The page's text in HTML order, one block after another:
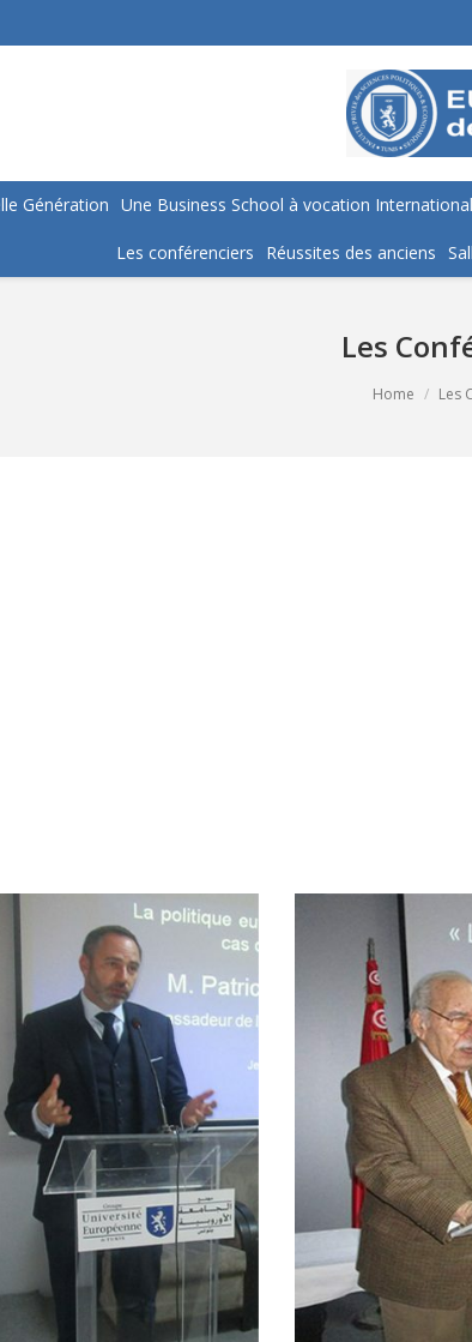
Génération Une Business School à vocation
Les conférenciers Réussites des anciens
Les
Home Les